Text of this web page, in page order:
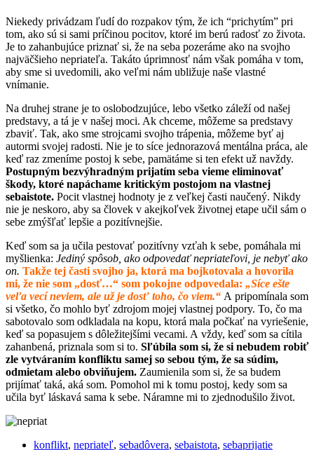
Niekedy privádzam ľudí do rozpakov tým, že ich “prichytím” pri
tom, ako sú si sami príčinou pocitov, ktoré im berú radosť zo života.
Je to zahanbujúce priznať si, že na seba pozeráme ako na svojho
najväčšieho nepriateľa. Takáto úprimnosť nám však pomáha v tom,
aby sme si uvedomili, ako veľmi nám ubližuje naše vlastné
vnímanie.
Na druhej strane je to oslobodzujúce, lebo všetko záleží od našej
predstavy, a tá je v našej moci. Ak chceme, môžeme sa predstavy
zbaviť. Tak, ako sme strojcami svojho trápenia, môžeme byť aj
autormi svojej radosti. Nie je to síce jednorazová mentálna práca, ale
keď raz zmeníme postoj k sebe, pamätáme si ten efekt už navždy.
Postupným bezvýhradným prijatím seba vieme eliminovať
škody, ktoré napáchame kritickým postojom na vlastnej
sebaistote. Pocit vlastnej hodnoty je z veľkej časti naučený. Nikdy
nie je neskoro, aby sa človek v akejkoľvek životnej etape učil sám o
sebe zmýšľať lepšie a pozitívnejšie.
Keď som sa ja učila pestovať pozitívny vzťah k sebe, pomáhala mi
myšlienka: Jediný spôsob, ako odpovedať nepriateľovi, je nebyť ako
on. Takže tej časti svojho ja, ktorá ma bojkotovala a hovorila
mi, že nie som „dosť…“ som pokojne odpovedala: „Síce ešte
veľa vecí neviem, ale už je dosť toho, čo viem.“ A pripomínala som
si všetko, čo mohlo byť zdrojom mojej vlastnej podpory. To, čo ma
sabotovalo som odkladala na kopu, ktorá mala počkať na vyriešenie,
keď sa popasujem s dôležitejšími vecami. A vždy, keď som sa cítila
zahanbená, priznala som si to. Sľúbila som si, že si nebudem robiť
zle vytváraním konfliktu samej so sebou tým, že sa súdim,
odmietam alebo obviňujem. Zaumienila som si, že sa budem
prijímať taká, aká som. Pomohol mi k tomu postoj, kedy som sa
učila byť láskavá sama k sebe. Náramne mi to zjednodušilo život.
konflikt, nepriateľ, sebadôvera, sebaistota, sebaprijatie